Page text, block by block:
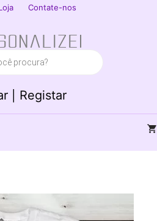
Contate-nos
| Registar